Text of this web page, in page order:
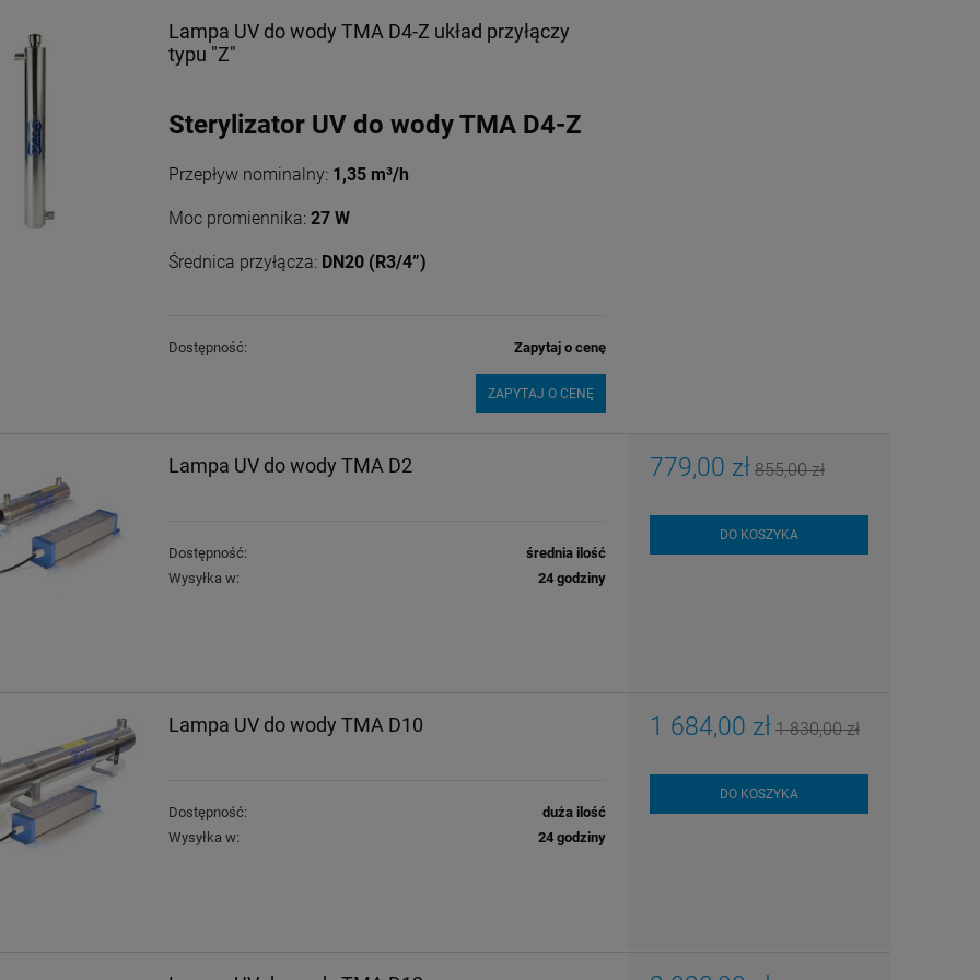
Lampa UV do wody TMA D4-Z układ przyłączy
typu "Z"
Sterylizator UV do wody TMA D4-Z
Przepływ nominalny: 1,35 m³/h
Moc promiennika: 27 W
Średnica przyłącza: DN20 (R3/4”)
Dostępność: Zapytaj o cenę
ZAPYTAJ O CENĘ
Lampa UV do wody TMA D2
Dostępność:
średnia ilość
Wysyłka w:
24 godziny
779,00 zł 855,00 zł
DO KOSZYKA
Lampa UV do wody TMA D10
Dostępność:
duża ilość
Wysyłka w:
24 godziny
1 684,00 zł 1 830,00 zł
DO KOSZYKA